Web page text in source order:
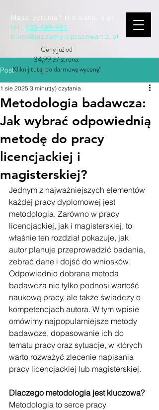
Masz pytania? Nie wahaj się!
tel: 733-499-991
biuro@piszemy-opracowania.pl
Ceny już od
34,99 zł/ strona.
Kliknij tutaj po darmową wycenę!
Post
Metodologia badawcza:
Jak wybrać odpowiednią
metodę do pracy
licencjackiej i
magisterskiej?
1 sie 2025 3 minut(y) czytania
Jednym z najważniejszych elementów
każdej pracy dyplomowej jest
metodologia. Zarówno w pracy
licencjackiej, jak i magisterskiej, to
właśnie ten rozdział pokazuje, jak
autor planuje przeprowadzić badania,
zebrać dane i dojść do wniosków.
Odpowiednio dobrana metoda
badawcza nie tylko podnosi wartość
naukową pracy, ale także świadczy o
kompetencjach autora. W tym wpisie
omówimy najpopularniejsze metody
badawcze, dopasowanie ich do
tematu pracy oraz sytuacje, w których
warto rozważyć zlecenie napisania
pracy licencjackiej lub magisterskiej.
Dlaczego metodologia jest kluczowa?
Metodologia to serce pracy